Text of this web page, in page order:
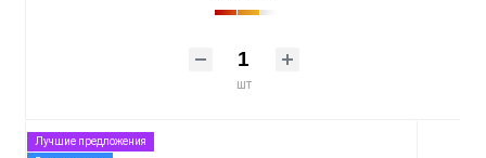
шт
Лучшие предложения